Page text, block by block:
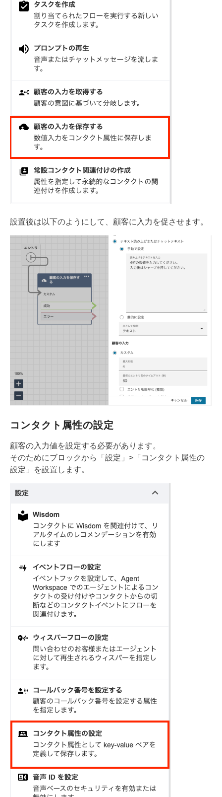
設置後は以下のようにして、顧客に入力を促させます。
コンタクト属性の設定
顧客の入力値を設定する必要があります。
そのためにブロックから「設定」>「コンタクト属性の
設定」を設置します。